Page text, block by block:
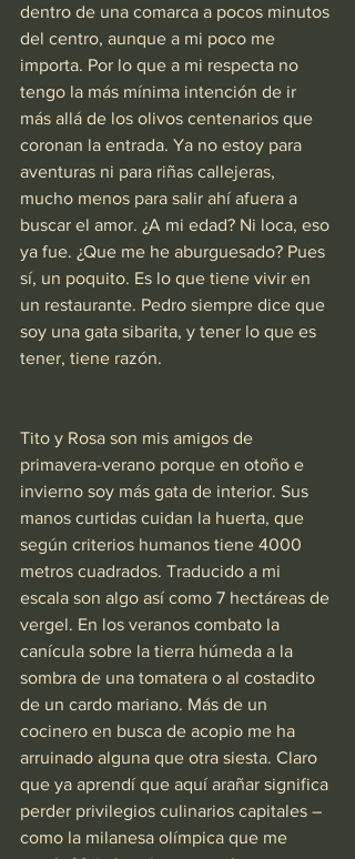
dentro de una comarca a pocos minutos
del centro, aunque a mi poco me
importa. Por lo que a mi respecta no
tengo la más mínima intención de ir
más allá de los olivos centenarios que
coronan la entrada. Ya no estoy para
aventuras ni para riñas callejeras,
mucho menos para salir ahí afuera a
buscar el amor. ¿A mi edad? Ni loca, eso
ya fue. ¿Que me he aburguesado? Pues
sí, un poquito. Es lo que tiene vivir en
un restaurante. Pedro siempre dice que
soy una gata sibarita, y tener lo que es
tener, tiene razón.
Tito y Rosa son mis amigos de
primavera-verano porque en otoño e
invierno soy más gata de interior. Sus
manos curtidas cuidan la huerta, que
según criterios humanos tiene 4000
metros cuadrados. Traducido a mi
escala son algo así como 7 hectáreas de
vergel. En los veranos combato la
canícula sobre la tierra húmeda a la
sombra de una tomatera o al costadito
de un cardo mariano. Más de un
cocinero en busca de acopio me ha
arruinado alguna que otra siesta. Claro
que ya aprendí que aquí arañar significa
perder privilegios culinarios capitales –
como la milanesa olímpica que me